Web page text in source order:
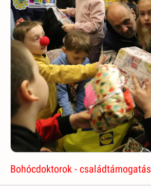
Bohócdoktorok - családtámogatás